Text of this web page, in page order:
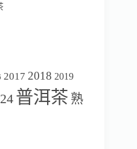
2017 2018 2019
普洱茶 熟